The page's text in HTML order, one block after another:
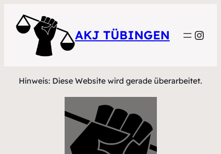
AKJ TÜBINGEN
Hinweis: Diese Website wird gerade überarbeitet.